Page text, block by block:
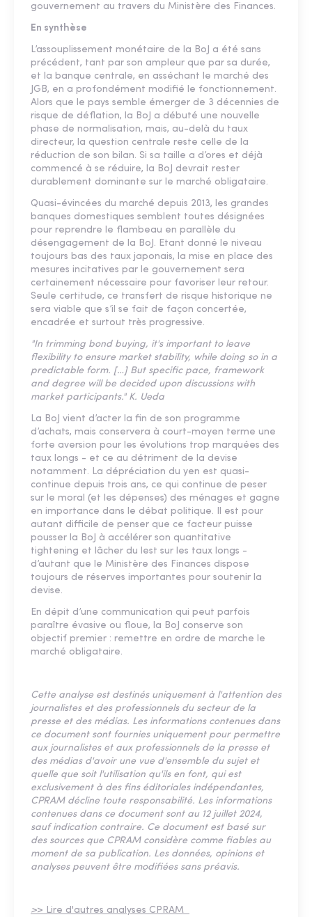
gouvernement au travers du Ministère des Finances.
En synthèse
L’assouplissement monétaire de la BoJ a été sans
précédent, tant par son ampleur que par sa durée,
et la banque centrale, en asséchant le marché des
JGB, en a profondément modifié le fonctionnement.
Alors que le pays semble émerger de 3 décennies de
risque de déflation, la BoJ a débuté une nouvelle
phase de normalisation, mais, au-delà du taux
directeur, la question centrale reste celle de la
réduction de son bilan. Si sa taille a d’ores et déjà
commencé à se réduire, la BoJ devrait rester
durablement dominante sur le marché obligataire.
Quasi-évincées du marché depuis 2013, les grandes
banques domestiques semblent toutes désignées
pour reprendre le flambeau en parallèle du
désengagement de la BoJ. Etant donné le niveau
toujours bas des taux japonais, la mise en place des
mesures incitatives par le gouvernement sera
certainement nécessaire pour favoriser leur retour.
Seule certitude, ce transfert de risque historique ne
sera viable que s’il se fait de façon concertée,
encadrée et surtout très progressive.
"In trimming bond buying, it's important to leave
flexibility to ensure market stability, while doing so in a
predictable form. […] But specific pace, framework
and degree will be decided upon discussions with
market participants." K. Ueda
La BoJ vient d’acter la fin de son programme
d’achats, mais conservera à court-moyen terme une
forte aversion pour les évolutions trop marquées des
taux longs - et ce au détriment de la devise
notamment. La dépréciation du yen est quasi-
continue depuis trois ans, ce qui continue de peser
sur le moral (et les dépenses) des ménages et gagne
en importance dans le débat politique. Il est pour
autant difficile de penser que ce facteur puisse
pousser la BoJ à accélérer son quantitative
tightening et lâcher du lest sur les taux longs -
d’autant que le Ministère des Finances dispose
toujours de réserves importantes pour soutenir la
devise.
En dépit d’une communication qui peut parfois
paraître évasive ou floue, la BoJ conserve son
objectif premier : remettre en ordre de marche le
marché obligataire.
Cette analyse est destinés uniquement à l'attention des
journalistes et des professionnels du secteur de la
presse et des médias. Les informations contenues dans
ce document sont fournies uniquement pour permettre
aux journalistes et aux professionnels de la presse et
des médias d'avoir une vue d'ensemble du sujet et
quelle que soit l'utilisation qu'ils en font, qui est
exclusivement à des fins éditoriales indépendantes,
CPRAM décline toute responsabilité. Les informations
contenues dans ce document sont au 12 juillet 2024,
sauf indication contraire. Ce document est basé sur
des sources que CPRAM considère comme fiables au
moment de sa publication. Les données, opinions et
analyses peuvent être modifiées sans préavis.
>> Lire d'autres analyses CPRAM